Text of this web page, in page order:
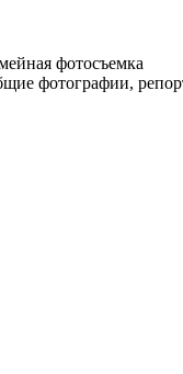
фотосъемка
фотографии,